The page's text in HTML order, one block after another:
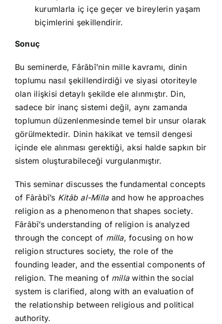
kurumlarla iç içe geçer ve bireylerin yaşam
biçimlerini şekillendirir.
Sonuç
Bu seminerde, Fârâbî’nin mille kavramı, dinin
toplumu nasıl şekillendirdiği ve siyasi otoriteyle
olan ilişkisi detaylı şekilde ele alınmıştır. Din,
sadece bir inanç sistemi değil, aynı zamanda
toplumun düzenlenmesinde temel bir unsur olarak
görülmektedir. Dinin hakikat ve temsil dengesi
içinde ele alınması gerektiği, aksi halde sapkın bir
sistem oluşturabileceği vurgulanmıştır.
This seminar discusses the fundamental concepts
of Fārābī’s Kitāb al-Millaand how he approaches
religion as a phenomenon that shapes society.
Fārābī’s understanding of religion is analyzed
through the concept of milla, focusing on how
religion structures society, the role of the
founding leader, and the essential components of
religion. The meaning of millawithin the social
system is clarified, along with an evaluation of
the relationship between religious and political
authority.